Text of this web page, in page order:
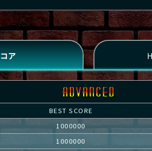
BEST SCORE
1000000
1000000